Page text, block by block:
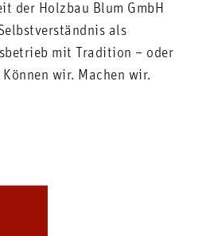
der Holzbau Blum GmbH
als
mit Tradition – oder
wir. Machen wir.